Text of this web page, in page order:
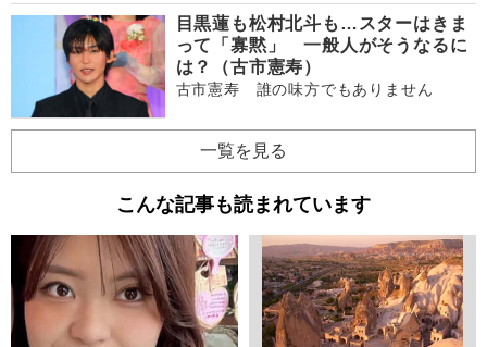
目黒蓮も松村北斗も…スターはきま
って「寡黙」 一般人がそうなるに
は？（古市憲寿）
古市憲寿 誰の味方でもありません
一覧を見る
こんな記事も読まれています